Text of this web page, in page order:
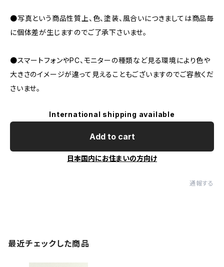
●写真という商品性質上、色、塗装、風合いにつきましては商品毎
に個体差が生じますのでご了承下さいませ。
●スマートフォンやPC、モニターの種類など見る環境により色や
大きさのイメージが違って見えることもございますのでご容赦くだ
さいませ。
International shipping available
Add to cart
日本国内にお住まいの方向け
通報する
最近チェックした商品